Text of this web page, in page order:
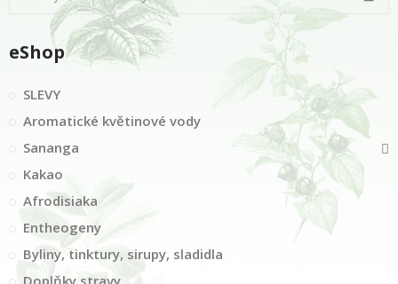
eShop
SLEVY
Aromatické květinové vody
Sananga
Kakao
Afrodisiaka
Entheogeny
Byliny, tinktury, sirupy, sladidla
Doplňky stravy